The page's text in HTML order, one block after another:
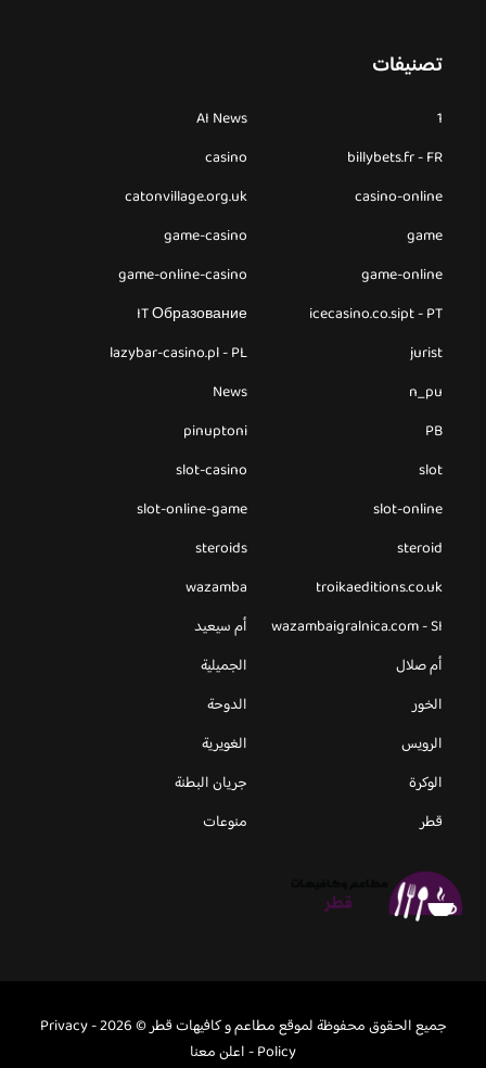
تصنيفات
1
AI News
billybets.fr - FR
casino
casino-online
catonvillage.org.uk
game
game-casino
game-online
game-online-casino
icecasino.co.sipt - PT
IT Образование
jurist
lazybar-casino.pl - PL
n_pu
News
PB
pinuptoni
slot
slot-casino
slot-online
slot-online-game
steroid
steroids
troikaeditions.co.uk
wazamba
wazambaigralnica.com - SI
أم سيعيد
أم صلال
الجميلية
الخور
الدوحة
الرويس
الغويرية
الوكرة
جريان البطنة
قطر
منوعات
جميع الحقوق محفوظة لموقع مطاعم و كافيهات قطر © 2026 -
Privacy
Policy
-اعلن معنا